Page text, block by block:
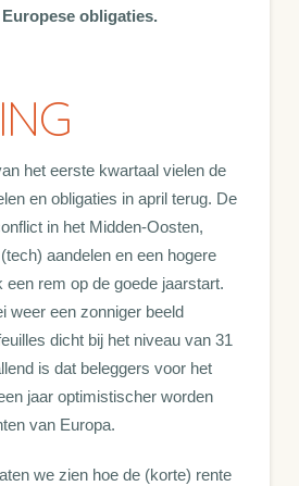
obligaties.
het eerste kwartaal vielen de
en obligaties in april terug. De
in het Midden-Oosten,
aandelen en een hogere
een rem op de goede jaarstart.
weer een zonniger beeld
dicht bij het niveau van 31
is dat beleggers voor het
jaar optimistischer worden
van Europa.
we zien hoe de (korte) rente